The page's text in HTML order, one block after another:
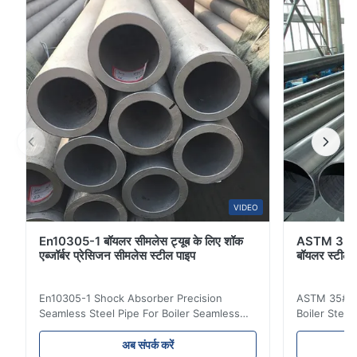
कोई गर्मी उपचार नहीं। बीकेडब्ल्यू (+एल...
VIDEO
En10305-1 बॉयलर सीमलेस ट्यूब के लिए शॉक
एब्जॉर्बर प्रेसिजन सीमलेस स्टील पाइप
En10305-1 Shock Absorber Precision
Seamless Steel Pipe For Boiler Seamless
Tube Seamless Precision steel tubes To be
used in hydraulic system, automobile and
अब संपर्क करें
ASTM
बॉयलर
ASTM 35#
Boiler Steel
Lehgth Its